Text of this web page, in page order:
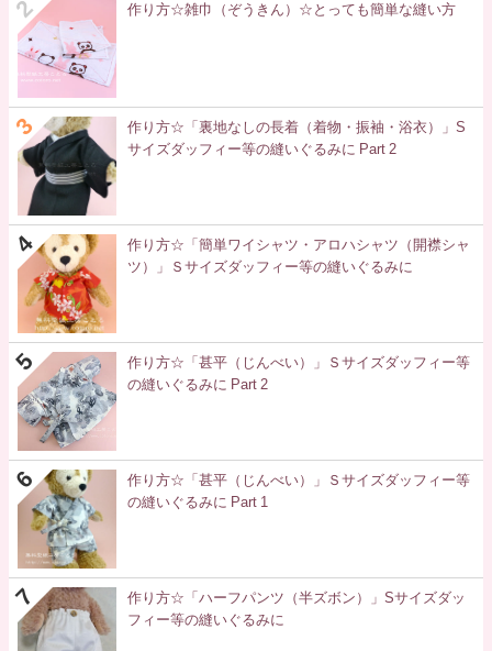
作り方☆雑巾（ぞうきん）☆とっても簡単な縫い方
作り方☆「裏地なしの長着（着物・振袖・浴衣）」S
サイズダッフィー等の縫いぐるみに Part 2
作り方☆「簡単ワイシャツ・アロハシャツ（開襟シャ
ツ）」Ｓサイズダッフィー等の縫いぐるみに
作り方☆「甚平（じんべい）」Ｓサイズダッフィー等
の縫いぐるみに Part 2
作り方☆「甚平（じんべい）」Ｓサイズダッフィー等
の縫いぐるみに Part 1
作り方☆「ハーフパンツ（半ズボン）」Sサイズダッ
フィー等の縫いぐるみに